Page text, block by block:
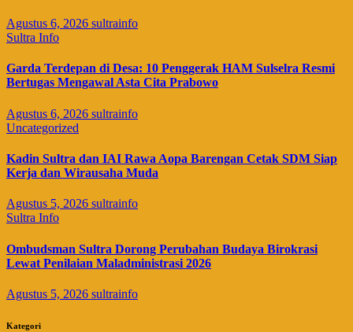
Agustus 6, 2026 sultrainfo
Sultra Info
Garda Terdepan di Desa: 10 Penggerak HAM Sulselra Resmi
Bertugas Mengawal Asta Cita Prabowo
Agustus 6, 2026 sultrainfo
Uncategorized
Kadin Sultra dan IAI Rawa Aopa Barengan Cetak SDM Siap
Kerja dan Wirausaha Muda
Agustus 5, 2026 sultrainfo
Sultra Info
Ombudsman Sultra Dorong Perubahan Budaya Birokrasi
Lewat Penilaian Maladministrasi 2026
Agustus 5, 2026 sultrainfo
Kategori